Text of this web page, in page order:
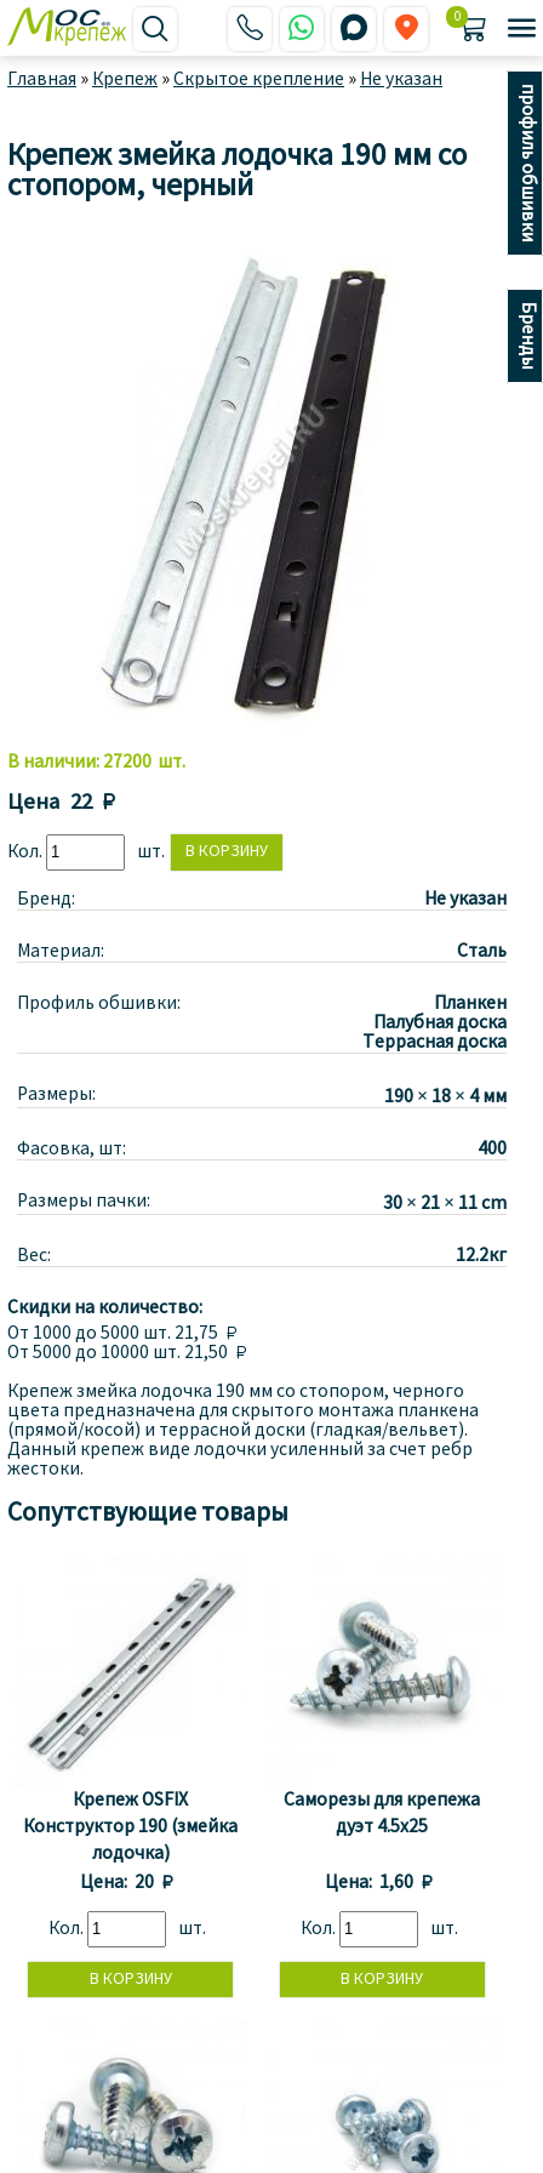
    
0 
Главная » Крепеж »Скрытое крепление » Не указан
профиль обшивки
Бренды
Крепеж змейка лодочка 190 мм со
стопором, черный
В наличии: 27200 шт.
Цена 22 
Кол. шт.
Бренд: Не указан
Материал: Сталь
Профиль обшивки:
Планкен
Палубная доска
Террасная доска
Размеры: 190 × 18 × 4 мм
Фасовка, шт: 400
Размеры пачки: 30 × 21 × 11 cm
Вес: 12.2кг
Скидки на количество:
От 1000 до 5000 шт. 21,75 
От 5000 до 10000 шт. 21,50 
Крепеж змейка лодочка 190 мм со стопором, черного
цвета предназначена для скрытого монтажа планкена
(прямой/косой) и террасной доски (гладкая/вельвет).
Данный крепеж виде лодочки усиленный за счет ребр
жестоки.
Сопутствующие товары
Крепеж OSFIX
Конструктор 190 (змейка
лодочка)
Цена: 20 
Кол. шт.
Саморезы для крепежа
дуэт 4.5x25
Цена: 1,60 
Кол. шт.